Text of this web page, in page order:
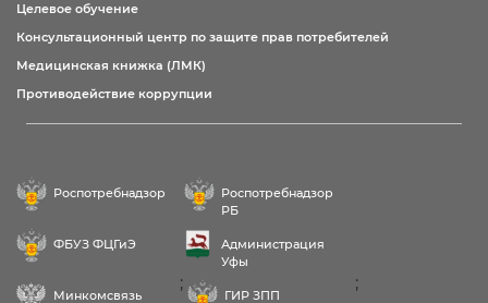
Целевое обучение
Консультационный центр по защите прав потребителей
Медицинская книжка (ЛМК)
Противодействие коррупции
Роспотребнадзор
Роспотребнадзор
РБ
ФБУЗ ФЦГиЭ
Администрация
Уфы
Минкомсвязь
;
ГИР ЗПП
;